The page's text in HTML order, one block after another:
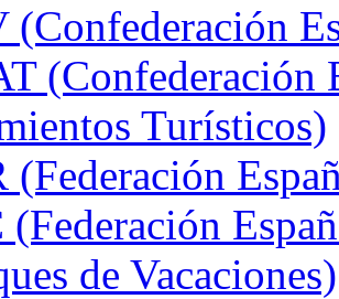
(Confederación
(Confederación
Turísticos)
(Federación
(Federación
de Vacaciones)